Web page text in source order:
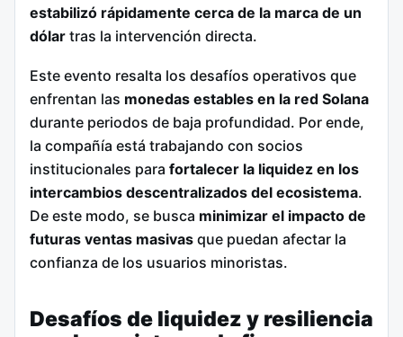
estabilizó rápidamente cerca de la marca de un
dólar tras la intervención directa.
Este evento resalta los desafíos operativos que
enfrentan las monedas estables en la red Solana
durante periodos de baja profundidad. Por ende,
la compañía está trabajando con socios
institucionales para fortalecer la liquidez en los
intercambios descentralizados del ecosistema.
De este modo, se busca minimizar el impacto de
futuras ventas masivas que puedan afectar la
confianza de los usuarios minoristas.
Desafíos de liquidez y resiliencia